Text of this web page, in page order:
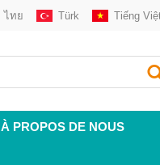
ไทย Türk Tiếng
À PROPOS DE NOUS